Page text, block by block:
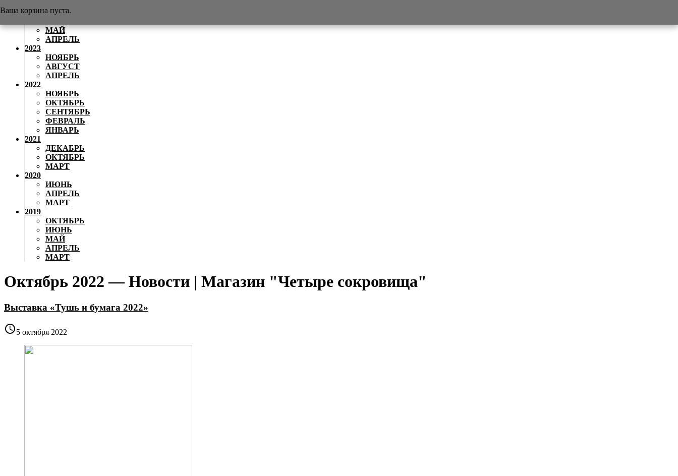
2024
МАЙ
АПРЕЛЬ
2023
НОЯБРЬ
АВГУСТ
АПРЕЛЬ
2022
НОЯБРЬ
ОКТЯБРЬ
СЕНТЯБРЬ
ФЕВРАЛЬ
ЯНВАРЬ
2021
ДЕКАБРЬ
ОКТЯБРЬ
МАРТ
2020
ИЮНЬ
АПРЕЛЬ
МАРТ
2019
ОКТЯБРЬ
ИЮНЬ
МАЙ
АПРЕЛЬ
МАРТ
Октябрь 2022 — Новости | Магазин "Четыре сокровища"
Выставка «Тушь и бумага 2022»
5 октября 2022
Ваша корзина пуста.